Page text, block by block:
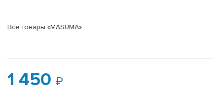
Все товары «MASUMA»
1 450